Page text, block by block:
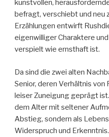
kunstvollen,
befragt, verschiebt und neu
Erzählungen entwirft
eigenwilliger Charaktere
verspielt wie ernsthaft ist.
Da sind die zwei alten
Senior, deren Verhältnis von
leiser Zuneigung geprägt
dem Alter mit seltener
Abstieg, sondern als
Widerspruch und Erkenntnis.